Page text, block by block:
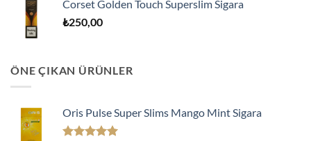
Corset Golden Touch Superslim Sigara
₺250,00
ÖNE ÇIKAN ÜRÜNLER
Oris Pulse Super Slims Mango Mint Sigara